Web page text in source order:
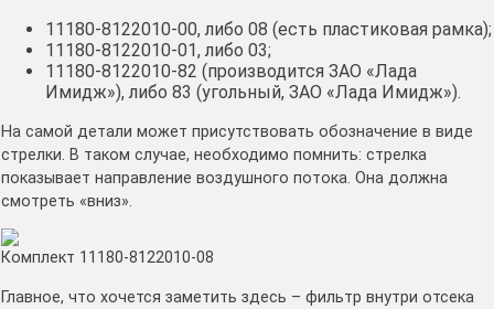
11180-8122010-00, либо 08 (есть пластиковая рамка);
11180-8122010-01, либо 03;
11180-8122010-82 (производится ЗАО «Лада
Имидж»), либо 83 (угольный, ЗАО «Лада Имидж»).
На самой детали может присутствовать обозначение в виде
стрелки. В таком случае, необходимо помнить: стрелка
показывает направление воздушного потока. Она должна
смотреть «вниз».
Комплект 11180-8122010-08
Главное, что хочется заметить здесь – фильтр внутри отсека